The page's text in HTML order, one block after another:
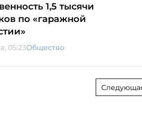
1,5 тысячи
по «гаражной
05:23Общество